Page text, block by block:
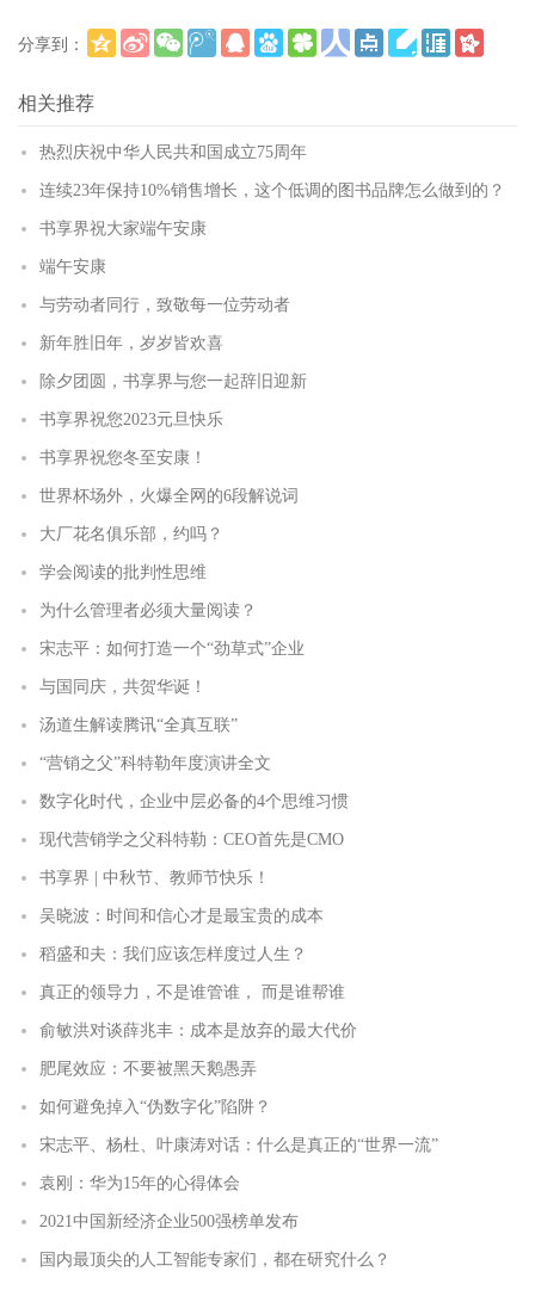
分享到：
相关推荐
热烈庆祝中华人民共和国成立75周年
连续23年保持10%销售增长，这个低调的图书品牌怎么做到的？
书享界祝大家端午安康
端午安康
与劳动者同行，致敬每一位劳动者
新年胜旧年，岁岁皆欢喜
除夕团圆，书享界与您一起辞旧迎新
书享界祝您2023元旦快乐
书享界祝您冬至安康！
世界杯场外，火爆全网的6段解说词
大厂花名俱乐部，约吗？
学会阅读的批判性思维
为什么管理者必须大量阅读？
宋志平：如何打造一个“劲草式”企业
与国同庆，共贺华诞！
汤道生解读腾讯“全真互联”
“营销之父”科特勒年度演讲全文
数字化时代，企业中层必备的4个思维习惯
现代营销学之父科特勒：CEO首先是CMO
书享界 | 中秋节、教师节快乐！
吴晓波：时间和信心才是最宝贵的成本
稻盛和夫：我们应该怎样度过人生？
真正的领导力，不是谁管谁， 而是谁帮谁
俞敏洪对谈薛兆丰：成本是放弃的最大代价
肥尾效应：不要被黑天鹅愚弄
如何避免掉入“伪数字化”陷阱？
宋志平、杨杜、叶康涛对话：什么是真正的“世界一流”
袁刚：华为15年的心得体会
2021中国新经济企业500强榜单发布
国内最顶尖的人工智能专家们，都在研究什么？